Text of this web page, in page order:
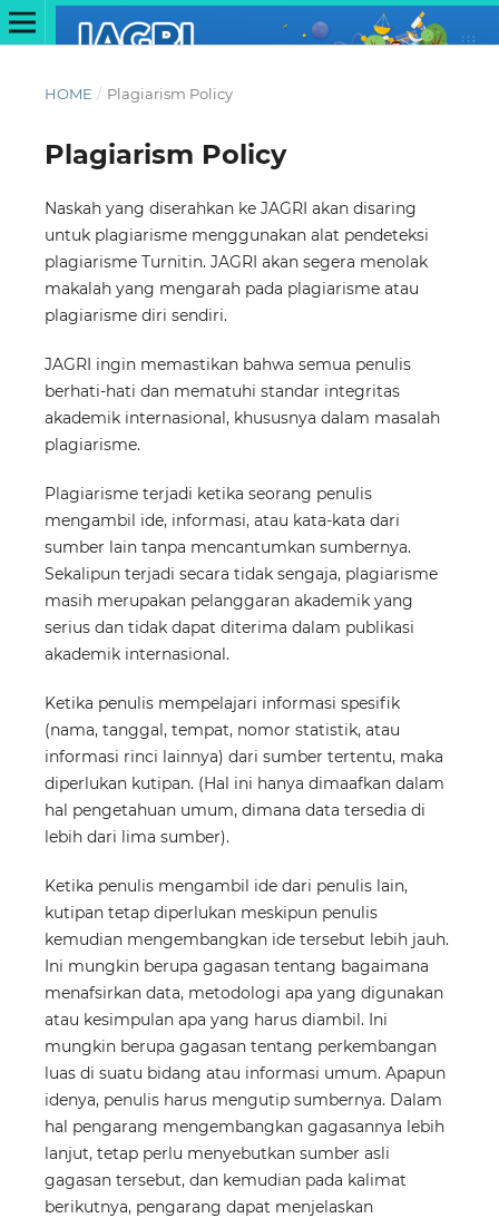
HOME / Plagiarism Policy
Plagiarism Policy
Naskah yang diserahkan ke JAGRI akan disaring
untuk plagiarisme menggunakan alat pendeteksi
plagiarisme Turnitin. JAGRI akan segera menolak
makalah yang mengarah pada plagiarisme atau
plagiarisme diri sendiri.
JAGRI ingin memastikan bahwa semua penulis
berhati-hati dan mematuhi standar integritas
akademik internasional, khususnya dalam masalah
plagiarisme.
Plagiarisme terjadi ketika seorang penulis
mengambil ide, informasi, atau kata-kata dari
sumber lain tanpa mencantumkan sumbernya.
Sekalipun terjadi secara tidak sengaja, plagiarisme
masih merupakan pelanggaran akademik yang
serius dan tidak dapat diterima dalam publikasi
akademik internasional.
Ketika penulis mempelajari informasi spesifik
(nama, tanggal, tempat, nomor statistik, atau
informasi rinci lainnya) dari sumber tertentu, maka
diperlukan kutipan. (Hal ini hanya dimaafkan dalam
hal pengetahuan umum, dimana data tersedia di
lebih dari lima sumber).
Ketika penulis mengambil ide dari penulis lain,
kutipan tetap diperlukan meskipun penulis
kemudian mengembangkan ide tersebut lebih jauh.
Ini mungkin berupa gagasan tentang bagaimana
menafsirkan data, metodologi apa yang digunakan
atau kesimpulan apa yang harus diambil. Ini
mungkin berupa gagasan tentang perkembangan
luas di suatu bidang atau informasi umum. Apapun
idenya, penulis harus mengutip sumbernya. Dalam
hal pengarang mengembangkan gagasannya lebih
lanjut, tetap perlu menyebutkan sumber asli
gagasan tersebut, dan kemudian pada kalimat
berikutnya, pengarang dapat menjelaskan